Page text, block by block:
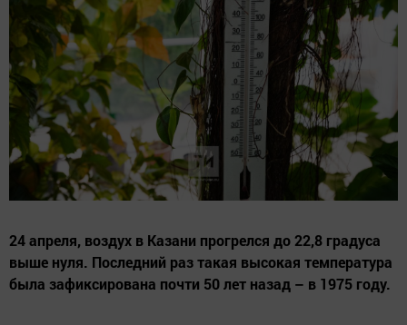
24 апреля, воздух в Казани прогрелся до 22,8 градуса
выше нуля. Последний раз такая высокая температура
была зафиксирована почти 50 лет назад – в 1975 году.